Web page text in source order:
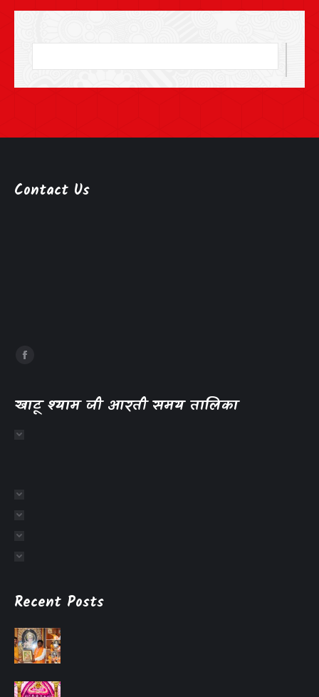
Contact Us
खाटू श्याम जी आरती समय तालिका
Recent Posts